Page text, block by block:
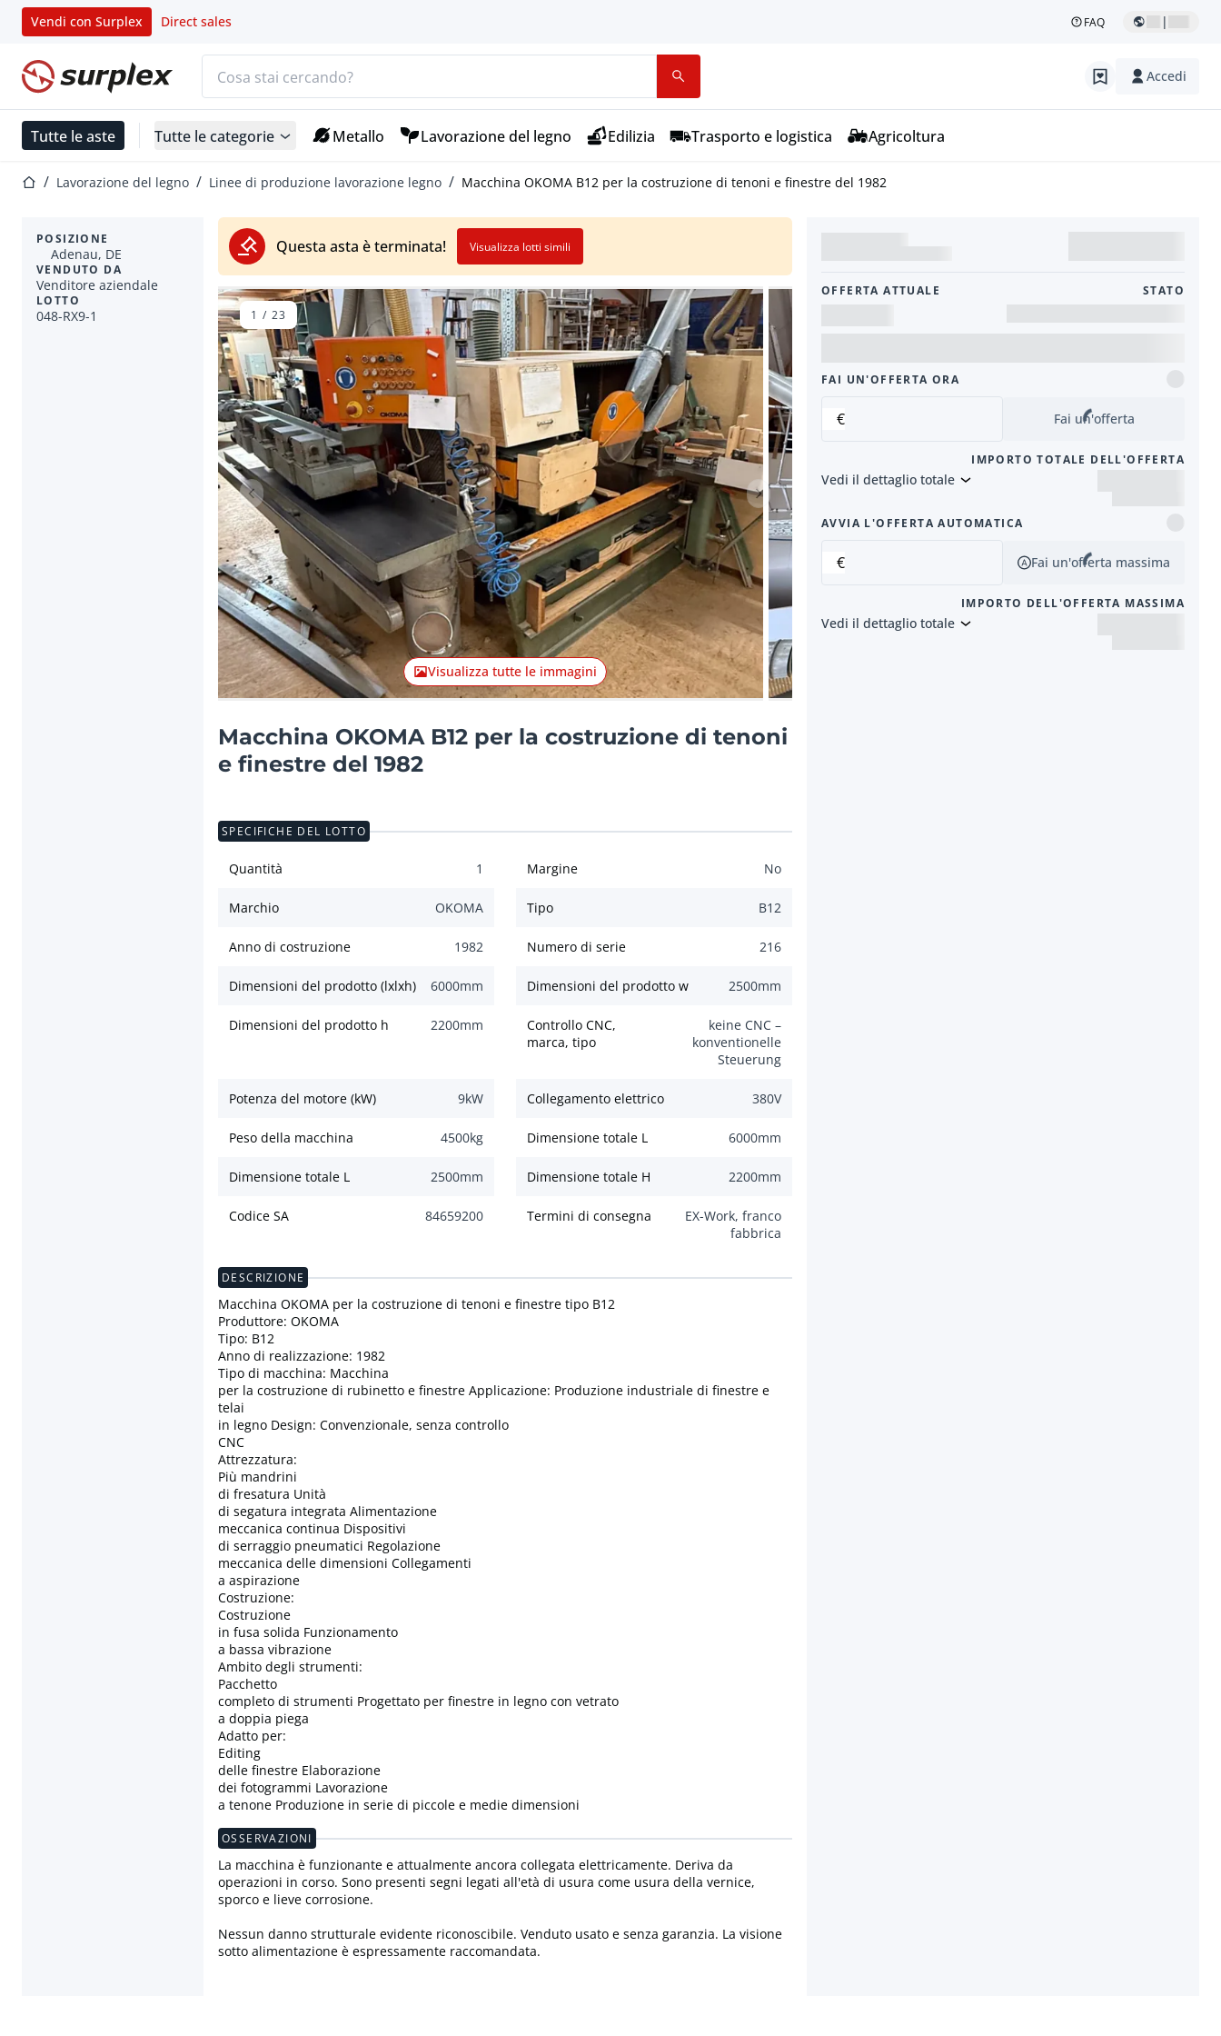
Vendi con Surplex Direct sales FAQ |
Home Accedi
Tutte le aste Tutte le categorie Metallo Lavorazione del legno Edilizia Trasporto e logistica Agricoltura
Home Lavorazione del legno Linee di produzione lavorazione legno Macchina OKOMA B12 per la costruzione di tenoni e finestre del 1982
Questa asta è terminata! Visualizza lotti simili
POSIZIONE
Adenau, DE
VENDUTO DA
Venditore aziendale
LOTTO
048-RX9-1
Articolo precedente Articolo successivo
Visualizza tutte le immagini
1 / 23
Macchina OKOMA B12 per la costruzione di tenoni
e finestre del 1982
OFFERTA ATTUALE STATO
FAI UN'OFFERTA ORA
€ Fai un'offerta
IMPORTO TOTALE DELL'OFFERTA
Vedi il dettaglio totale
AVVIA L'OFFERTA AUTOMATICA
€ Fai un'offerta massima
IMPORTO DELL'OFFERTA MASSIMA
Vedi il dettaglio totale
SPECIFICHE DEL LOTTO
Quantità 1 Margine No
Marchio OKOMA Tipo B12
Anno di costruzione 1982 Numero di serie 216
Dimensioni del prodotto (lxlxh) 6000mm Dimensioni del prodotto w 2500mm
Dimensioni del prodotto h 2200mm
Controllo CNC,
marca, tipo
keine CNC –
konventionelle
Steuerung
Potenza del motore (kW) 9kW Collegamento elettrico 380V
Peso della macchina 4500kg Dimensione totale L 6000mm
Dimensione totale L 2500mm Dimensione totale H 2200mm
Codice SA 84659200 Termini di consegna
EX-Work, franco
fabbrica
DESCRIZIONE
Macchina OKOMA per la costruzione di tenoni e finestre tipo B12
Produttore: OKOMA
Tipo: B12
Anno di realizzazione: 1982
Tipo di macchina: Macchina
per la costruzione di rubinetto e finestre Applicazione: Produzione industriale di finestre e
telai
in legno Design: Convenzionale, senza controllo
CNC
Attrezzatura:
Più mandrini
di fresatura Unità
di segatura integrata Alimentazione
meccanica continua Dispositivi
di serraggio pneumatici Regolazione
meccanica delle dimensioni Collegamenti
a aspirazione
Costruzione:
Costruzione
in fusa solida Funzionamento
a bassa vibrazione
Ambito degli strumenti:
Pacchetto
completo di strumenti Progettato per finestre in legno con vetrato
a doppia piega
Adatto per:
Editing
delle finestre Elaborazione
dei fotogrammi Lavorazione
a tenone Produzione in serie di piccole e medie dimensioni
OSSERVAZIONI
La macchina è funzionante e attualmente ancora collegata elettricamente. Deriva da
operazioni in corso. Sono presenti segni legati all'età di usura come usura della vernice,
sporco e lieve corrosione.
Nessun danno strutturale evidente riconoscibile. Venduto usato e senza garanzia. La visione
sotto alimentazione è espressamente raccomandata.